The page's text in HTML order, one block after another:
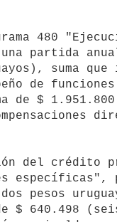
partida
suma
de funciones
$
específicas",
pesos
$ 640.498